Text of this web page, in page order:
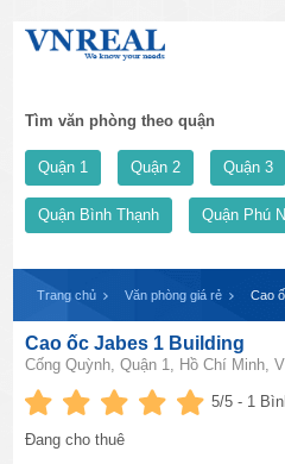
Tìm văn phòng theo quận
Quận 1 Quận 2 Quận 3
Quận Bình Thạnh Quận Phú
Trang chủ Văn phòng giá rẻ Cao
Cao ốc Jabes 1 Building
Cống Quỳnh, Quận 1, Hồ Chí Minh,
5/5 - 1
Đang cho thuê